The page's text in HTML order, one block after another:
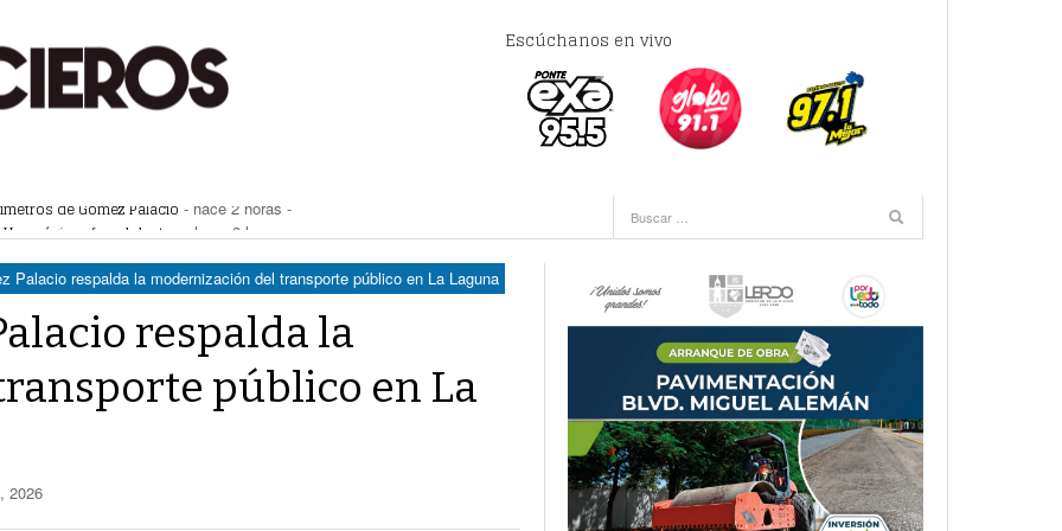
Escúchanos en vivo
páginas fraudulentas - hace 3 horas -
programadas en Gómez Palacio- hace 3 horas -
obliga a Lerdo a ajustar finanzas e incrementar recaudación- hace 5
de las víctimas y contra la tortura- hace 5 horas -
Palacio respalda la modernización del transporte público en La Laguna
respalda la
público en La
2026